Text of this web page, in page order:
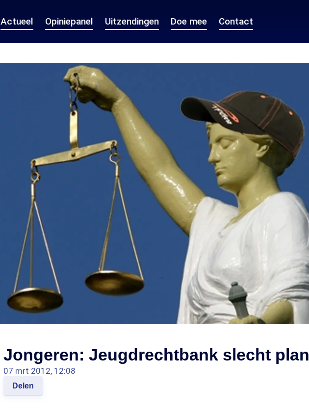
Actueel Opiniepanel Uitzendingen Doe mee Contact
Jongeren: Jeugdrechtbank slecht plan
07 mrt 2012, 12:08
Delen